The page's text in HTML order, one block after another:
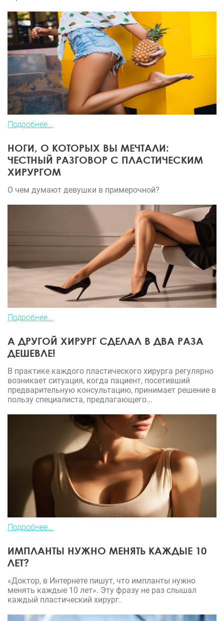
Подробнее...
НОГИ, О КОТОРЫХ ВЫ МЕЧТАЛИ:
ЧЕСТНЫЙ РАЗГОВОР С ПЛАСТИЧЕСКИМ
ХИРУРГОМ
О чем думают девушки в примерочной?
Подробнее...
А ДРУГОЙ ХИРУРГ СДЕЛАЛ В ДВА РАЗА
ДЕШЕВЛЕ!
В практике каждого пластического хирурга регулярно
возникает ситуация, когда пациент, посетивший
предварительную консультацию, принимает решение в
пользу специалиста, предлагающего...
Подробнее...
ИМПЛАНТЫ НУЖНО МЕНЯТЬ КАЖДЫЕ 10
ЛЕТ?
«Доктор, в Интернете пишут, что импланты нужно
менять каждые 10 лет». Эту фразу не раз слышал
каждый пластический хирург.